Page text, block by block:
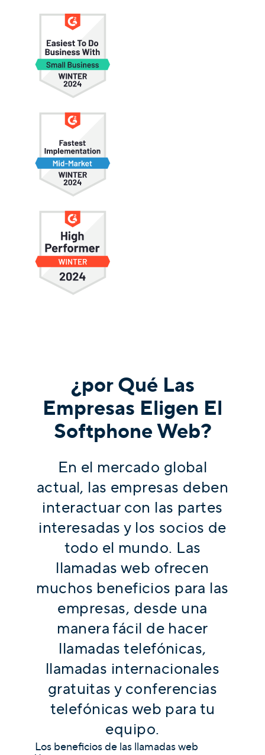
¿por Qué Las
Empresas Eligen El
Softphone Web?
En el mercado global
actual, las empresas deben
interactuar con las partes
interesadas y los socios de
todo el mundo. Las
llamadas web ofrecen
muchos beneficios para las
empresas, desde una
manera fácil de hacer
llamadas telefónicas,
llamadas internacionales
gratuitas y conferencias
telefónicas web para tu
equipo.
Los beneficios de las llamadas web